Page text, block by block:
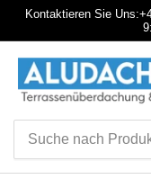
Kontaktieren Sie